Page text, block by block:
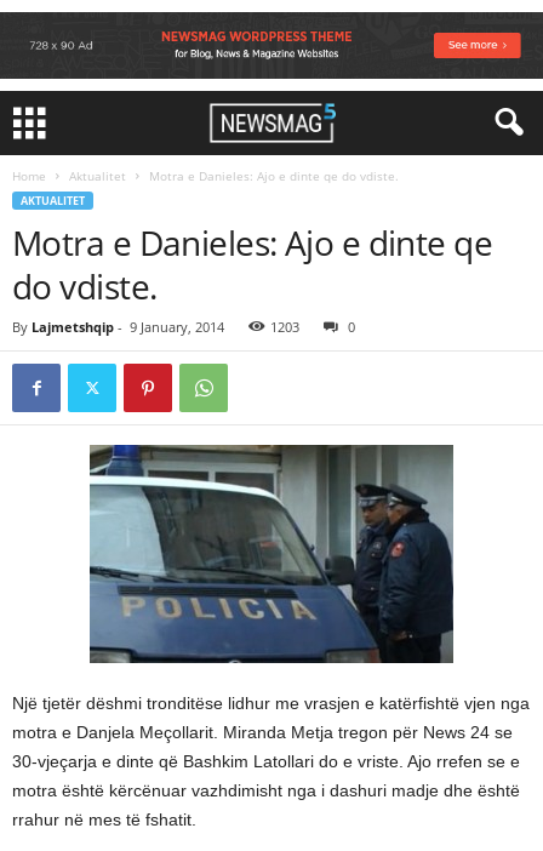
Home Aktualitet Motra e Danieles: Ajo e dinte qe do vdiste.
AKTUALITET
Motra e Danieles: Ajo e dinte qe
do vdiste.
By Lajmetshqip - 9 January, 2014 1203 0
Një tjetër dëshmi tronditëse lidhur me vrasjen e katërfishtë vjen nga
motra e Danjela Meçollarit. Miranda Metja tregon për News 24 se
30-vjeçarja e dinte që Bashkim Latollari do e vriste. Ajo rrefen se e
motra është kërcënuar vazhdimisht nga i dashuri madje dhe është
rrahur në mes të fshatit.